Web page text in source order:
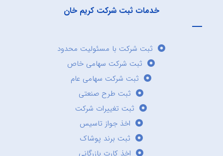
خدمات ثبت شرکت کریم خان
ثبت شرکت با مسئولیت محدود
ثبت شرکت سهامی خاص
ثبت شرکت سهامی عام
ثبت طرح صنعتی
ثبت تغییرات شرکت
اخذ جواز تاسیس
ثبت برند پوشاک